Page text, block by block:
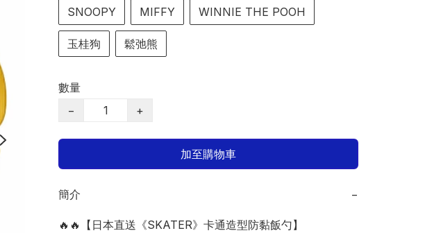
SNOOPY
MIFFY WINNIE THE POOH
玉桂狗 鬆弛熊
數量
−
+
加至購物車
簡介 −
🔥🔥【日本直送《SKATER》卡通造型防黏飯勺】